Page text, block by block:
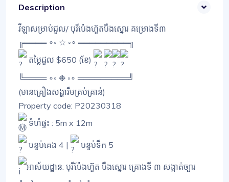
Description
វីឡាសម្រាប់ជួល/ បុរីប៉េងហ៊ួតបឹងស្នោរ គម្រោងទី៣
╔════ ∘◦ ☆ ◦∘ ═════════╗
តម្លៃជួល $650 (ខែ)
╚════ ∘◦ ❉ ◦∘ ═════════╝
(មានគ្រឿងសង្ហារឹមគ្រប់គ្រាន់)
Property code: P20230318
ទំហំផ្ទះ : 5m x 12m
បន្ទប់គេង 4 | បន្ទប់ទឹក 5
អាស័យដ្ឋាន: បុរីប៉ែងហ៊ួត បឹងស្នោរ គ្រោងទី ៣ សង្កាត់ច្បារ